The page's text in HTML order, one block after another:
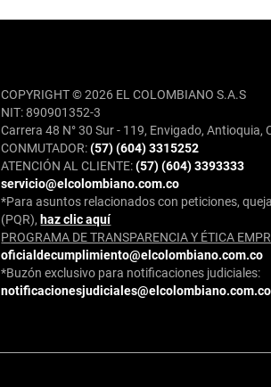
COPYRIGHT © 2026 EL COLOMBIANO S.A.S
NIT: 890901352-3
Carrera 48 N° 30 Sur - 119, Envigado, Antioquia,
CONMUTADOR:(57) (604) 3315252
ATENCIÓN AL CLIENTE:(57) (604) 3393333
servicio@elcolombiano.com.co
*Para asuntos relacionados con peticiones,
(PQR), haz clic aquí
PROGRAMA DE TRANSPARENCIA Y ÉTICA
oficialdecumplimiento@elcolombiano.com.co
*Buzón exclusivo para notificaciones judiciales:
notificacionesjudiciales@elcolombiano.com.co